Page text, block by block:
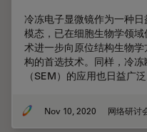
冷冻电子显微镜作为一种
模态，已在细胞生物学领
术进一步向原位结构生物
构的首选技术。同样，冷
（SEM）的应用也日益广泛
Nov 10, 2020 网络研讨